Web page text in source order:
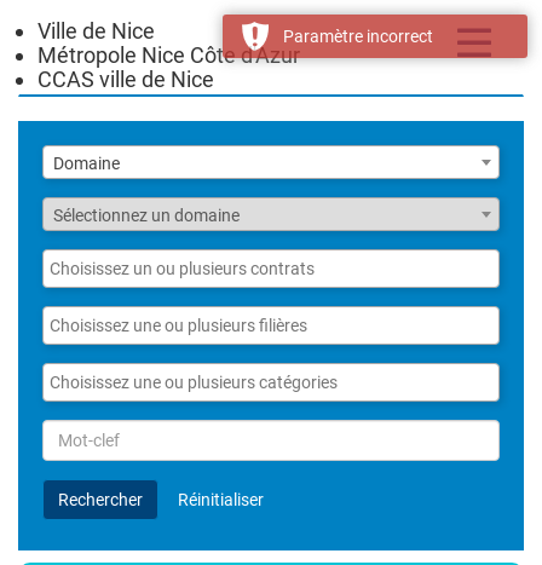
Toggle
Ville de Nice
Métropole Nice Côte d'Azur
CCAS ville de Nice
Liste
des
domaines
Domaine
Fonction
Sélectionnez un domaine
Liste
des
contrats
Liste
des
filières
Liste
des
catégories
Rechercher
par
Mot-
clefRechercher Réinitialiser
Paramètre incorrect